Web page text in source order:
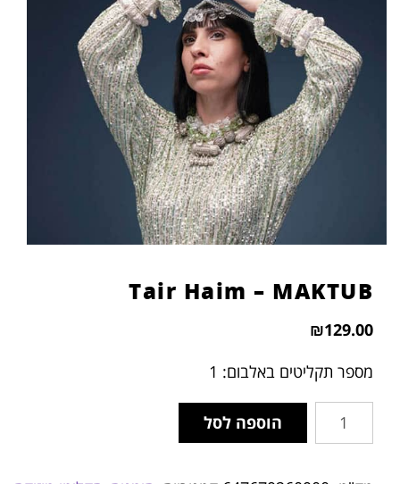
הוסף קו תחתון לקישורים
סמן קישורים
לאפס
את
כל
האפשרויות
cached
Tair Haim – MAKTUB
₪129.00
מספר תקליטים באלבום: 1
הוספה לסל